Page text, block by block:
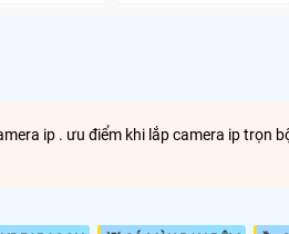
ip . ưu điểm khi lắp camera ip trọn